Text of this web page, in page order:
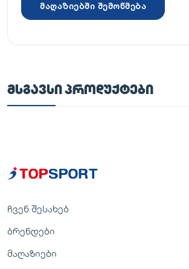
მაღაზიებში შემოწმება
ᲛᲡᲒᲐᲕᲡᲘ ᲞᲠᲝᲓᲣᲥᲢᲔᲑᲘ
ჩვენ შესახებ
ბრენდები
მაღაზიები